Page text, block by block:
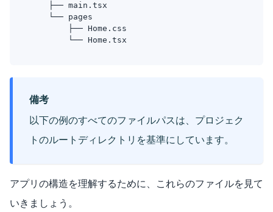
    ├── main.tsx
    └── pages
        ├── Home.css
        └── Home.tsx
備考
以下の例のすべてのファイルパスは、プロジェク
トのルートディレクトリを基準にしています。
アプリの構造を理解するために、これらのファイルを見て
いきましょう。